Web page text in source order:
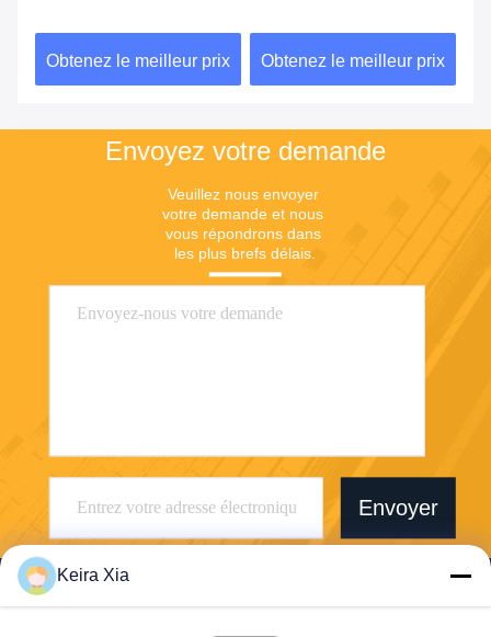
voitures Barrières Porte
pour le système de
stationnement
Obtenez le meilleur prix
boom d'alliage d'aluminium
Obtenez le meilleur prix
Envoyez votre demande
Veuillez nous envoyer
votre demande et nous
vous répondrons dans
les plus brefs délais.
Envoyer
Keira Xia